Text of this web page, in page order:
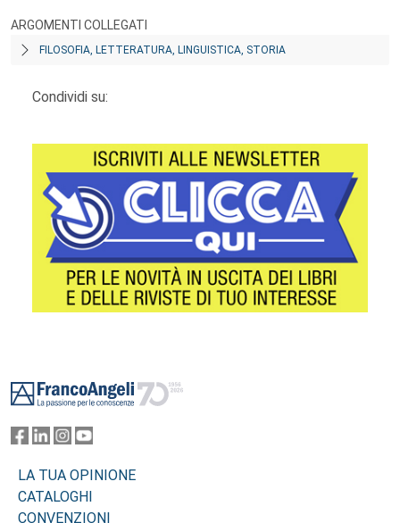
ARGOMENTI COLLEGATI
FILOSOFIA, LETTERATURA, LINGUISTICA, STORIA
Condividi su:
LA TUA OPINIONE
CATALOGHI
CONVENZIONI